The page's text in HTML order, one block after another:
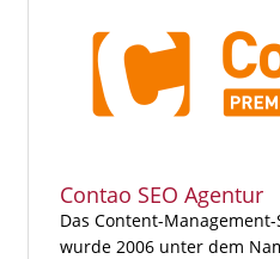
Contao SEO Agentur
Das Content-
wurde 2006 unter dem